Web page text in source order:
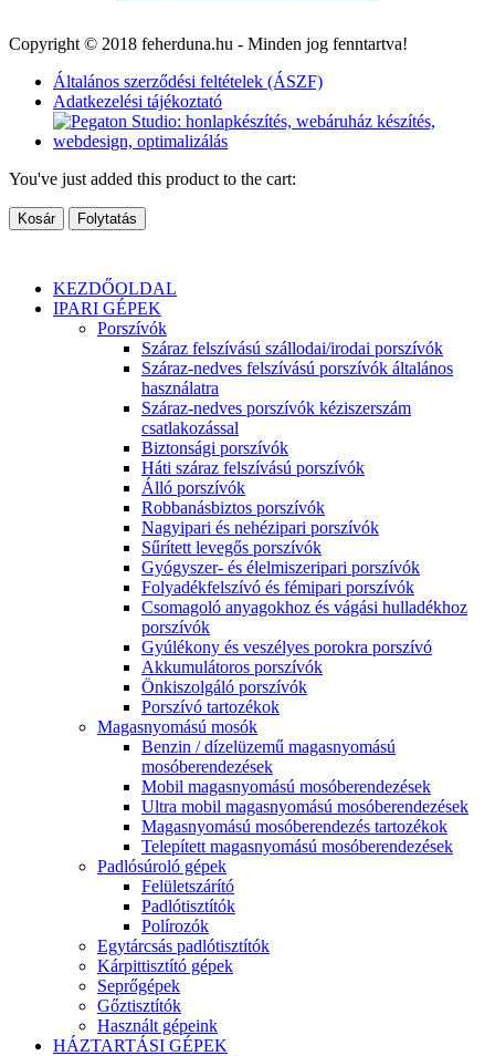
Copyright © 2018 feherduna.hu - Minden jog fenntartva!
Általános szerződési feltételek (ÁSZF)
Adatkezelési tájékoztató
You've just added this product to the cart:
Kosár Folytatás
KEZDŐOLDAL
IPARI GÉPEK
Porszívók
Száraz felszívású szállodai/irodai porszívók
Száraz-nedves felszívású porszívók általános
használatra
Száraz-nedves porszívók kéziszerszám
csatlakozással
Biztonsági porszívók
Háti száraz felszívású porszívók
Álló porszívók
Robbanásbiztos porszívók
Nagyipari és nehézipari porszívók
Sűrített levegős porszívók
Gyógyszer- és élelmiszeripari porszívók
Folyadékfelszívó és fémipari porszívók
Csomagoló anyagokhoz és vágási hulladékhoz
porszívók
Gyúlékony és veszélyes porokra porszívó
Akkumulátoros porszívók
Önkiszolgáló porszívók
Porszívó tartozékok
Magasnyomású mosók
Benzin / dízelüzemű magasnyomású
mosóberendezések
Mobil magasnyomású mosóberendezések
Ultra mobil magasnyomású mosóberendezések
Magasnyomású mosóberendezés tartozékok
Telepített magasnyomású mosóberendezések
Padlósúroló gépek
Felületszárító
Padlótisztítók
Polírozók
Egytárcsás padlótisztítók
Kárpittisztító gépek
Seprőgépek
Gőztisztítók
Használt gépeink
HÁZTARTÁSI GÉPEK